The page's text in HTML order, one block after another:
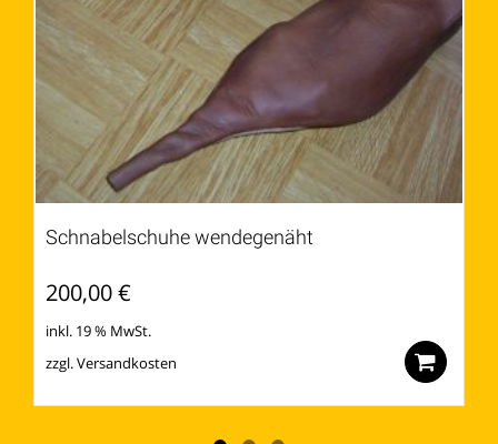
Schnabelschuhe wendegenäht
200,00€
inkl. 19 % MwSt.
zzgl.Versandkosten